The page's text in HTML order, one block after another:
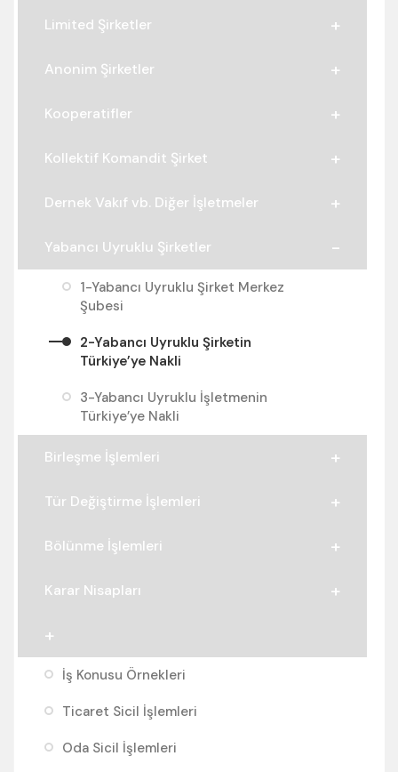
Limited Şirketler
Anonim Şirketler
Kooperatifler
Kollektif Komandit Şirket
Dernek Vakıf vb. Diğer İşletmeler
Yabancı Uyruklu Şirketler
1-Yabancı Uyruklu Şirket Merkez
Şubesi
2-Yabancı Uyruklu Şirketin
Türkiye’ye Nakli
3-Yabancı Uyruklu İşletmenin
Türkiye’ye Nakli
Birleşme İşlemleri
Tür Değiştirme İşlemleri
Bölünme İşlemleri
Karar Nisapları
İş Konusu Örnekleri
Ticaret Sicil İşlemleri
Oda Sicil İşlemleri